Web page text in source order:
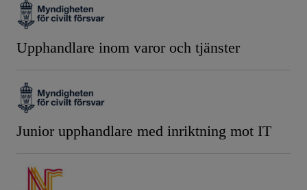
Upphandlare inom varor och tjänster
Junior upphandlare med inriktning mot IT